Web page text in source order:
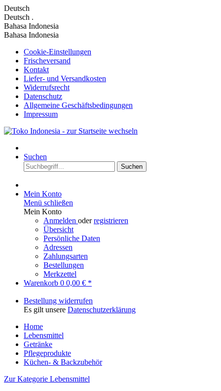
Deutsch
Deutsch .
Bahasa Indonesia
Bahasa Indonesia
Cookie-Einstellungen
Frischeversand
Kontakt
Liefer- und Versandkosten
Widerrufsrecht
Datenschutz
Allgemeine Geschäftsbedingungen
Impressum
Suchen
Suchen
Mein Konto
Menü schließen
Mein Konto
Anmelden oderregistrieren
Übersicht
Persönliche Daten
Adressen
Zahlungsarten
Bestellungen
Merkzettel
Warenkorb 0 0,00 € *
Bestellung widerrufen
Es gilt unsere Datenschutzerklärung
Home
Lebensmittel
Getränke
Pflegeprodukte
Küchen- & Backzubehör
Zur Kategorie Lebensmittel